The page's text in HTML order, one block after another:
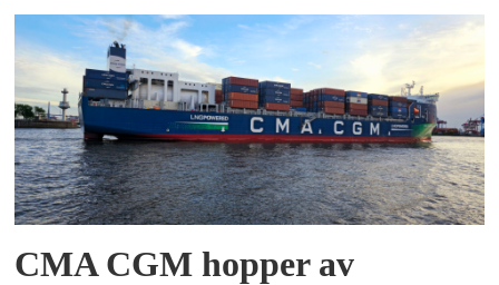
CMA CGM hopper av